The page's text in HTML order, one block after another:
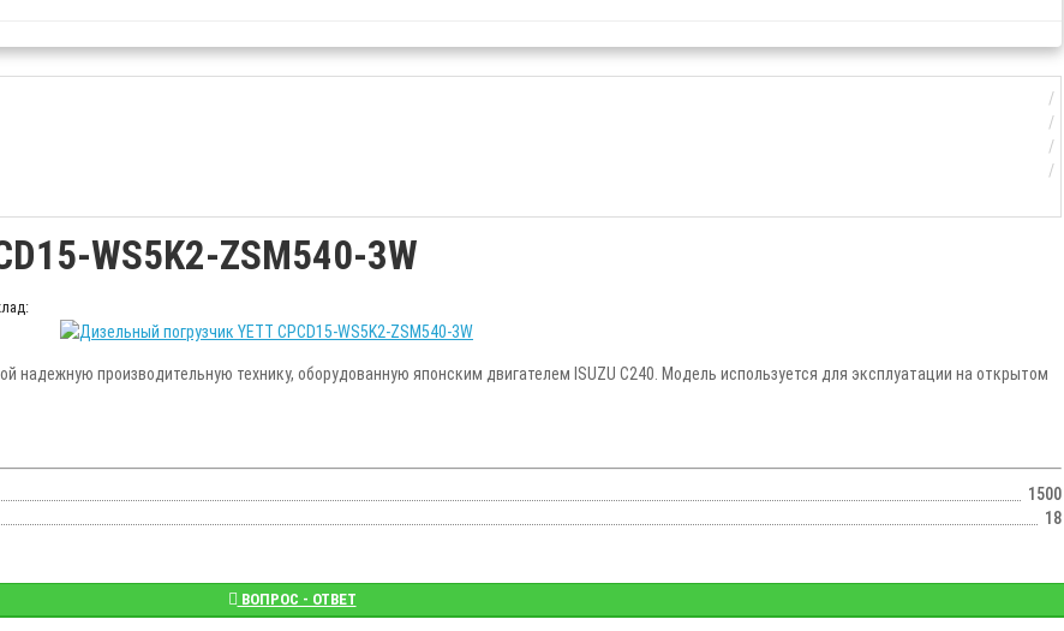
WS5K2-ZSM540-3W
надежную производительную технику, оборудованную японским двигателем ISUZU C240. Модель используется для эксплуатации на открытом
1500
18
ВОПРОС - ОТВЕТ